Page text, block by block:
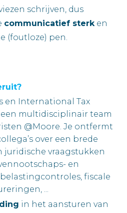
schrijven, dus
communicatief sterken
(foutloze) pen.
en International Tax
een multidisciplinair team
@Moore. Je ontfermt
over een brede
juridische vraagstukken
en
fiscale
...
in het aansturen van